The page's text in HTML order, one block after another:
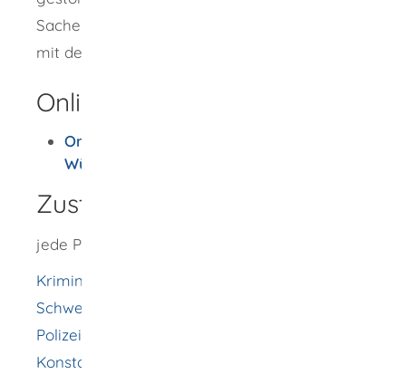
Sachen oder Screenshots) der Polizei bereits
mit der Anzeige zu übermitteln.
Onlineantrag und Formulare
Onlinewache - Polizei Baden-
Württemberg
Zuständige Stelle
jede Polizeidienststelle
Kriminalkommissariat Villingen-
Schwenningen [Polizeipräsidium Konstanz]
Polizeirevier Rottweil [Polizeipräsidium
Konstanz]